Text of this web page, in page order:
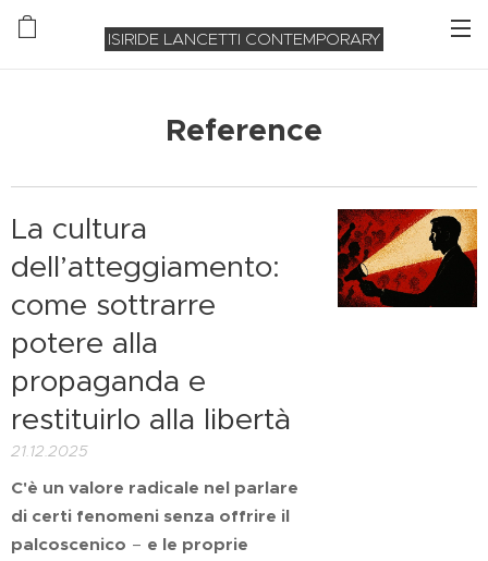
ISIRIDE LANCETTI CONTEMPORARY
Reference
La cultura
dell’atteggiamento:
come sottrarre
potere alla
propaganda e
restituirlo alla libertà
21.12.2025
C'è un valore radicale nel parlare
di certi fenomeni senza offrire il
palcoscenico – e le proprie